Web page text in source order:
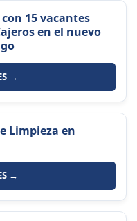
15 vacantes
en el nuevo
→
Limpieza en
→